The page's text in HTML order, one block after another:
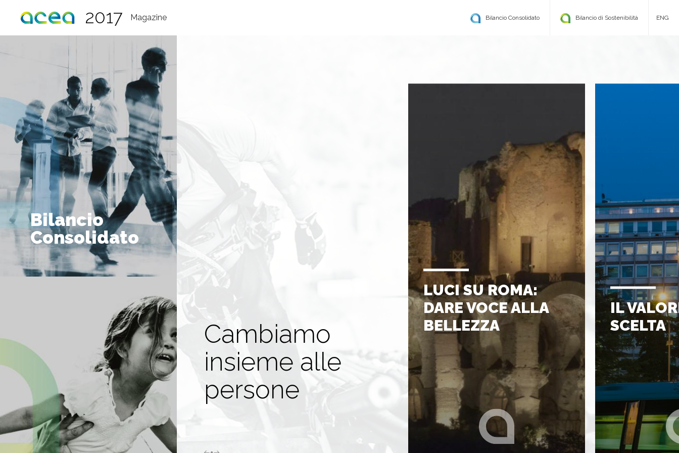
2017 Magazine Bilancio Consolidato Bilancio di Sostenibilità ENG
Bilancio
Consolidato
Cambiamo
insieme alle
persone
LUCI SU ROMA:
DARE VOCE ALLA
BELLEZZA
IL
SCELTA